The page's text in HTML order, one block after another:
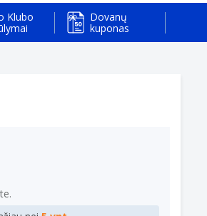
Klubo
Dovanų
kuponas